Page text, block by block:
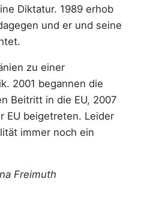
Diktatur. 1989 erhob
und er und seine
zu einer
2001 begannen die
Beitritt in die EU, 2007
EU beigetreten. Leider
immer noch ein
Freimuth